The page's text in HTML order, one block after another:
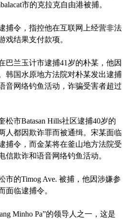
市的克拉克自由港被捕。
捕令，指控他在互联网上经营非法
戏结果支付款项。
巴兰玉计市逮捕41岁的朴某，他因
韩国水原地方法院对朴某发出逮捕
音网络钓鱼活动，诈骗受害者超过
松市Batasan Hills社区逮捕40岁的
人都因欺诈罪而被通缉。宋某面临
捕令，而金某将在釜山地方法院受
信欺诈和语音网络钓鱼活动。
市的Timog Ave. 被捕，他因涉嫌参
面临逮捕令。
Minho Pa”的领导人之一，这是